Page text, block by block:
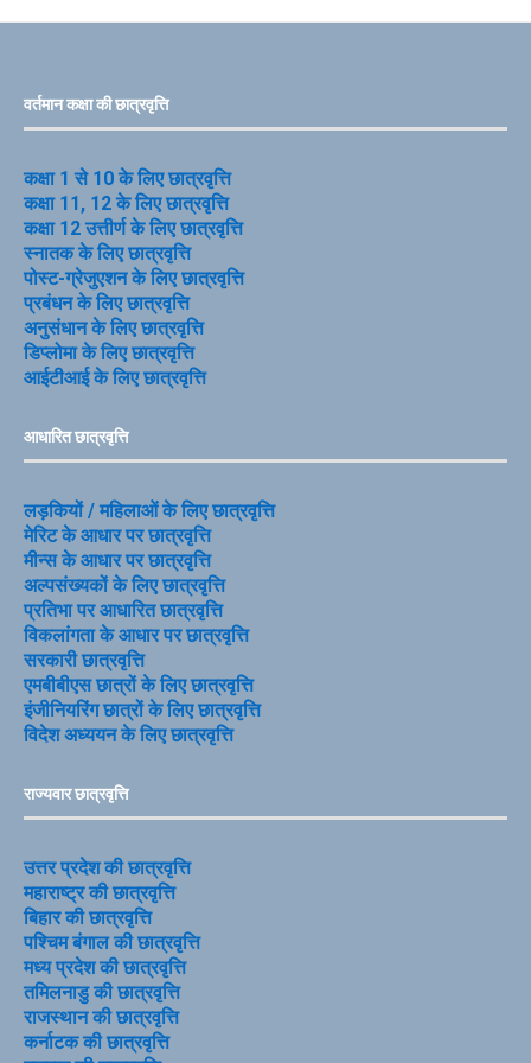
वर्तमान कक्षा की छात्रवृत्ति
कक्षा 1 से 10 के लिए छात्रवृत्ति
कक्षा 11, 12 के लिए छात्रवृत्ति
कक्षा 12 उत्तीर्ण के लिए छात्रवृत्ति
स्नातक के लिए छात्रवृत्ति
पोस्ट-ग्रेजुएशन के लिए छात्रवृत्ति
प्रबंधन के लिए छात्रवृत्ति
अनुसंधान के लिए छात्रवृत्ति
डिप्लोमा के लिए छात्रवृत्ति
आईटीआई के लिए छात्रवृत्ति
आधारित छात्रवृत्ति
लड़कियों / महिलाओं के लिए छात्रवृत्ति
मेरिट के आधार पर छात्रवृत्ति
मीन्स के आधार पर छात्रवृत्ति
अल्पसंख्यकों के लिए छात्रवृत्ति
प्रतिभा पर आधारित छात्रवृत्ति
विकलांगता के आधार पर छात्रवृत्ति
सरकारी छात्रवृत्ति
एमबीबीएस छात्रों के लिए छात्रवृत्ति
इंजीनियरिंग छात्रों के लिए छात्रवृत्ति
विदेश अध्ययन के लिए छात्रवृत्ति
राज्यवार छात्रवृत्ति
उत्तर प्रदेश की छात्रवृत्ति
महाराष्ट्र की छात्रवृत्ति
बिहार की छात्रवृत्ति
पश्चिम बंगाल की छात्रवृत्ति
मध्य प्रदेश की छात्रवृत्ति
तमिलनाडु की छात्रवृत्ति
राजस्थान की छात्रवृत्ति
कर्नाटक की छात्रवृत्ति